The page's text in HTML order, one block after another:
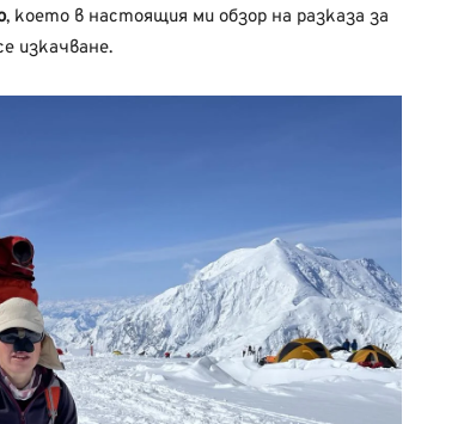
, което в настоящия ми обзор на разказа за
изкачване.